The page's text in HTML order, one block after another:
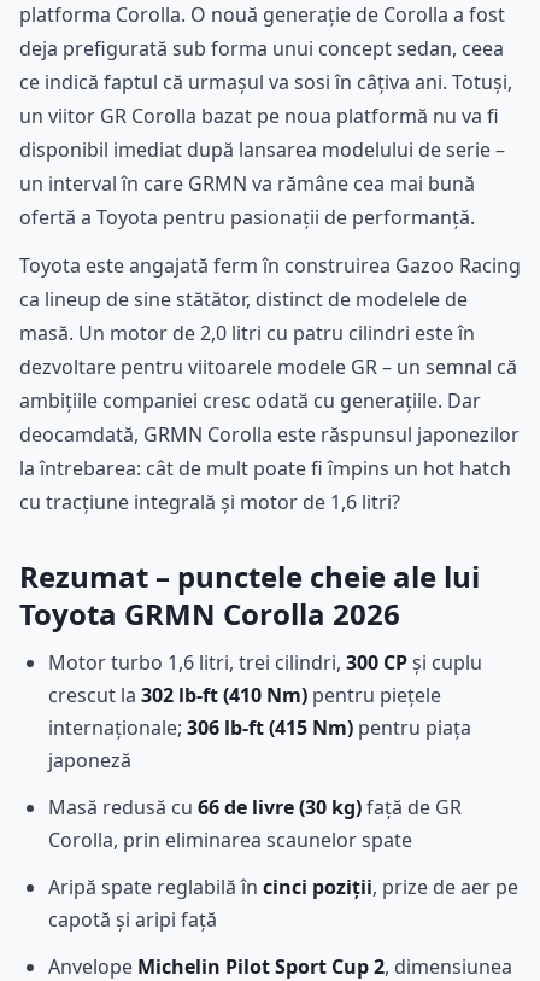
platforma Corolla. O nouă generație de Corolla a fost
deja prefigurată sub forma unui concept sedan, ceea
ce indică faptul că urmașul va sosi în câțiva ani. Totuși,
un viitor GR Corolla bazat pe noua platformă nu va fi
disponibil imediat după lansarea modelului de serie –
un interval în care GRMN va rămâne cea mai bună
ofertă a Toyota pentru pasionații de performanță.
Toyota este angajată ferm în construirea Gazoo Racing
ca lineup de sine stătător, distinct de modelele de
masă. Un motor de 2,0 litri cu patru cilindri este în
dezvoltare pentru viitoarele modele GR – un semnal că
ambițiile companiei cresc odată cu generațiile. Dar
deocamdată, GRMN Corolla este răspunsul japonezilor
la întrebarea: cât de mult poate fi împins un hot hatch
cu tracțiune integrală și motor de 1,6 litri?
Rezumat – punctele cheie ale lui
Toyota GRMN Corolla 2026
Motor turbo 1,6 litri, trei cilindri, 300 CPși cuplu
crescut la 302 lb-ft (410 Nm) pentru piețele
internaționale; 306 lb-ft (415 Nm) pentru piața
japoneză
Masă redusă cu 66 de livre (30 kg)față de GR
Corolla, prin eliminarea scaunelor spate
Aripă spate reglabilă în cinci poziții, prize de aer pe
capotă și aripi față
Anvelope Michelin Pilot Sport Cup 2, dimensiunea